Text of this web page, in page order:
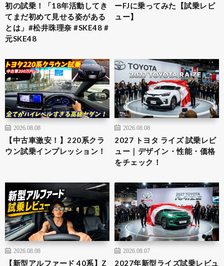
初の試乗！「18年活動してき
てまだ初めて見せる姿がある
とは」#松井珠理奈 #SKE48 #
元SKE48
ーFJに乗ってみた【試乗レビ
ュー】
2026.08.08
【中古車激安！】220系クラ
ウン試乗インプレッション！
2026.08.08
2027 トヨタ ライズ 試乗レビ
ュー｜デザイン・性能・価格
をチェック！
2026.08.08
【新型アルファード 40系】Z
2026.08.07
2027年新型ライズ試乗レビュ